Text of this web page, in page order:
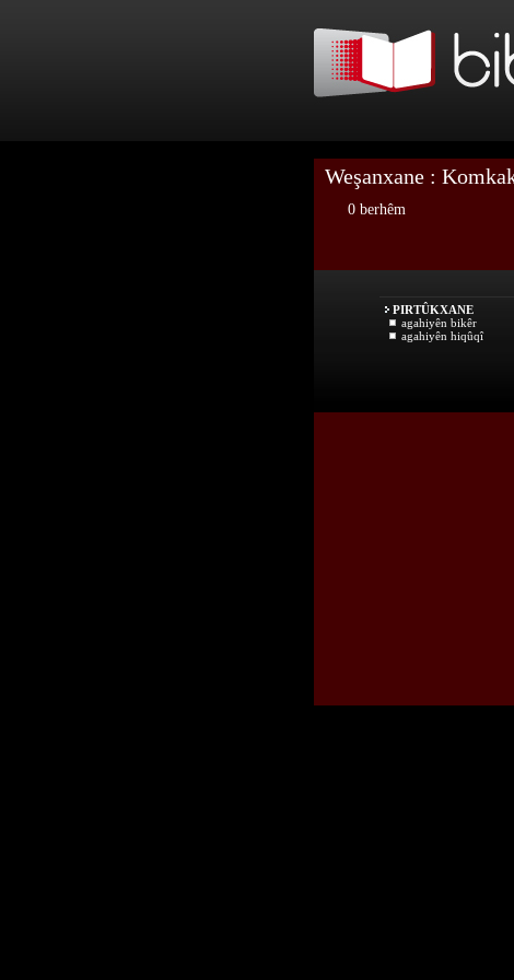
Weşanxane :
0 berhêm
PIRTÛKXANE
agahiyên bikêr
agahiyên hiqûqî